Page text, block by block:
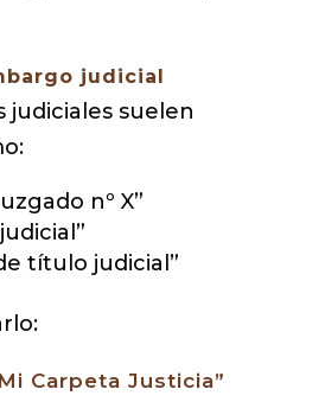
judicial
judiciales suelen
nº X”
título judicial”
Carpeta Justicia”